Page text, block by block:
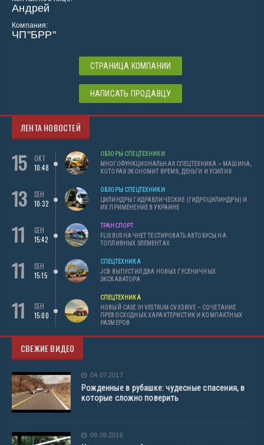
Андрей
Компания:
ЧП"БРР"
СТРАНИЦА КОМПАНИИ
НАПИСАТЬ ПРОДАВЦУ
ЛЕНТА НОВОСТЕЙ
15
ОКТ
10:48
ОБЗОРЫ СПЕЦТЕХНИКИ
МНОГОФУНКЦИОНАЛЬНАЯ СПЕЦТЕХНИКА – МАШИНА,
КОТОРАЯ ЭКОНОМИТ ВРЕМЯ, ДЕНЬГИ И УСИЛИЯ
13
СЕН
10:32
ОБЗОРЫ СПЕЦТЕХНИКИ
ЦИЛИНДРЫ ГИДРАВЛИЧЕСКИЕ (ГИДРОЦИЛИНДРЫ) И
ИХ ПРИМЕНЕНИЕ В УКРАИНЕ
11
СЕН
15:42
ТРАНСПОРТ
FLIXBUS НАЧНЕТ ТЕСТИРОВАТЬ АВТОБУСЫ НА
ТОПЛИВНЫХ ЭЛЕМЕНТАХ
11
СЕН
15:15
СПЕЦТЕХНИКА
JCB ВЫПУСТИЛ ДВА НОВЫХ ГУСЕНИЧНЫХ
ЭКСКАВАТОРА
11
СЕН
15:00
СПЕЦТЕХНИКА
НОВЫЙ CASE IH VESTRUM CVXDRIVE – СОЧЕТАНИЕ
ПРЕВОСХОДНЫХ ХАРАКТЕРИСТИК И КОМПАКТНЫХ
РАЗМЕРОВ
СВЕЖИЕ ВИДЕО
04.07.2017
Рожденные в рубашке: чудесные спасения, в
которые сложно поверить
08.09.2016